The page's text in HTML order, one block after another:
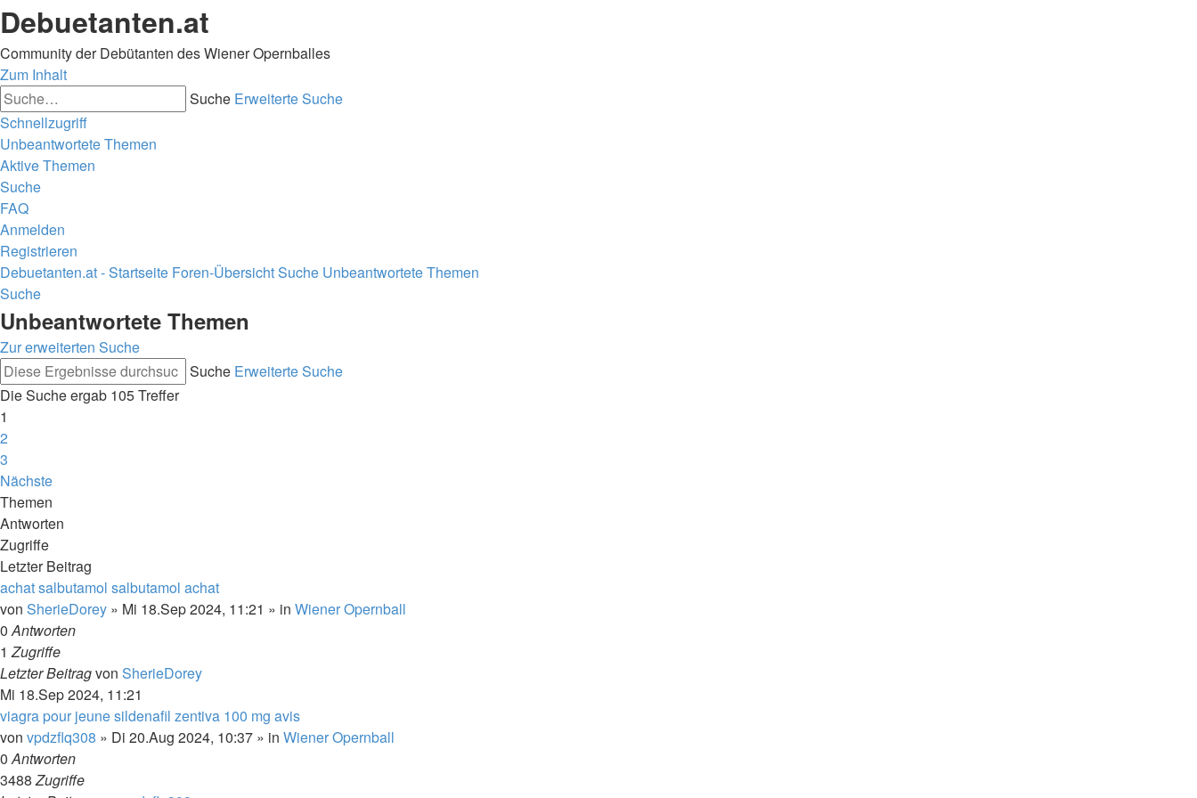
Debuetanten.at
Community der Debütanten des Wiener Opernballes
Zum Inhalt
Suche Erweiterte Suche
Schnellzugriff
Unbeantwortete Themen
Aktive Themen
Suche
FAQ
Anmelden
Registrieren
Debuetanten.at - Startseite Foren-ÜbersichtSuche Unbeantwortete Themen
Suche
Unbeantwortete Themen
Zur erweiterten Suche
Suche Erweiterte Suche
Die Suche ergab 105 Treffer
1
2
3
Nächste
Themen
Antworten
Zugriffe
Letzter Beitrag
achat salbutamol salbutamol achat
von SherieDorey » Mi 18.Sep 2024, 11:21 » in Wiener Opernball
0Antworten
1Zugriffe
Letzter Beitragvon SherieDorey
Mi 18.Sep 2024, 11:21
viagra pour jeune sildenafil zentiva 100 mg avis
von vpdzflq308 » Di 20.Aug 2024, 10:37 » in Wiener Opernball
0Antworten
3488Zugriffe